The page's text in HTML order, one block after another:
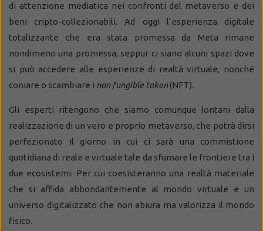
di attenzione mediatica nei confronti del metaverso e dei
beni cripto-collezionabili. Ad oggi l’esperienza digitale
totalizzante che era stata promessa da Meta rimane
nondimeno una promessa, seppur ci siano alcuni spazi dove
si può accedere alle esperienze di realtà virtuale, nonché
coniare o scambiare i non fungible token(NFT).
Gli esperti ritengono che siamo comunque lontani dalla
realizzazione di un vero e proprio metaverso, che potrà dirsi
perfezionato il giorno in cui ci sarà una commistione
quotidiana di reale e virtuale tale da sfumare le frontiere tra i
due ecosistemi. Per cui coesisteranno una realtà materiale
che si affida abbondantemente al mondo virtuale e un
universo digitalizzato che non abiura ma valorizza il mondo
fisico.